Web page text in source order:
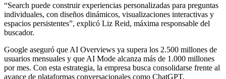
“Search puede construir experiencias personalizadas para preguntas
individuales, con diseños dinámicos, visualizaciones interactivas y
espacios persistentes”, explicó Liz Reid, máxima responsable del
buscador.
Google aseguró que AI Overviews ya supera los 2.500 millones de
usuarios mensuales y que AI Mode alcanza más de 1.000 millones
por mes. Con esta estrategia, la empresa busca consolidarse frente al
avance de plataformas conversacionales como ChatGPT.